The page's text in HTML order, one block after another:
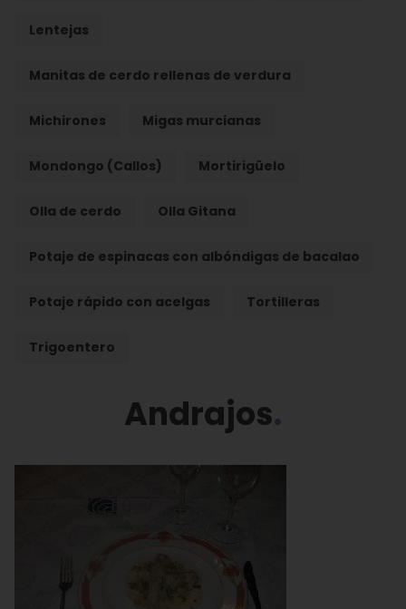
Lentejas
Manitas de cerdo rellenas de verdura
Michirones Migas murcianas
Mondongo (Callos) Mortirigüelo
Olla de cerdo Olla Gitana
Potaje de espinacas con albóndigas de bacalao
Potaje rápido con acelgas Tortilleras
Trigoentero
Andrajos